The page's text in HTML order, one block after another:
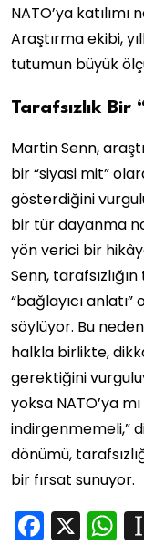
NATO’ya katılımı
Araştırma ekibi,
tutumun büyük
Tarafsızlık
Martin Senn,
bir “siyasi mit”
gösterdiğini
bir tür dayanma
yön verici bir
Senn,
“bağlayıcı
söylüyor. Bu
halkla birlikte,
gerektiğini
yoksa NATO’ya
indirgenmemeli,”
dönümü,
bir fırsat sunuyor.
X